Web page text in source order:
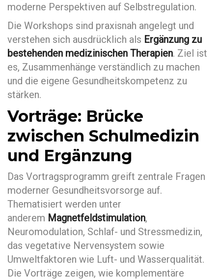
moderne Perspektiven auf Selbstregulation.
Die Workshops sind praxisnah angelegt und
verstehen sich ausdrücklich als Ergänzung zu
bestehenden medizinischen Therapien. Ziel ist
es, Zusammenhänge verständlich zu machen
und die eigene Gesundheitskompetenz zu
stärken.
Vorträge: Brücke
zwischen Schulmedizin
und Ergänzung
Das Vortragsprogramm greift zentrale Fragen
moderner Gesundheitsvorsorge auf.
Thematisiert werden unter
anderem Magnetfeldstimulation,
Neuromodulation, Schlaf- und Stressmedizin,
das vegetative Nervensystem sowie
Umweltfaktoren wie Luft- und Wasserqualität.
Die Vorträge zeigen, wie komplementäre